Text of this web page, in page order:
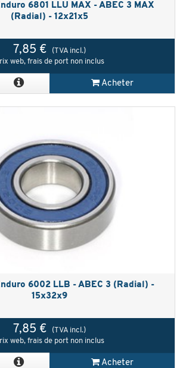
6801 LLU MAX - ABEC 3 MAX
(Radial) - 12x21x5
7,85 €
(TVA incl.)
web, frais de port non inclus
Acheter
6002 LLB - ABEC 3 (Radial) -
15x32x9
7,85 €
(TVA incl.)
web, frais de port non inclus
Acheter